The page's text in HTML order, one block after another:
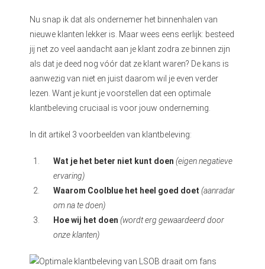
Nu snap ik dat als ondernemer het binnenhalen van
nieuwe klanten lekker is. Maar wees eens eerlijk: besteed
jij net zo veel aandacht aan je klant zodra ze binnen zijn
als dat je deed nog vóór dat ze klant waren? De kans is
aanwezig van niet en juist daarom wil je even verder
lezen. Want je kunt je voorstellen dat een optimale
klantbeleving cruciaal is voor jouw onderneming.
In dit artikel 3 voorbeelden van klantbeleving:
Wat je het beter niet kunt doen(eigen negatieve
ervaring)
Waarom Coolblue het heel goed doet(aanradar
om na te doen)
Hoe wij het doen(wordt erg gewaardeerd door
onze klanten)
over
op
Hierdoor